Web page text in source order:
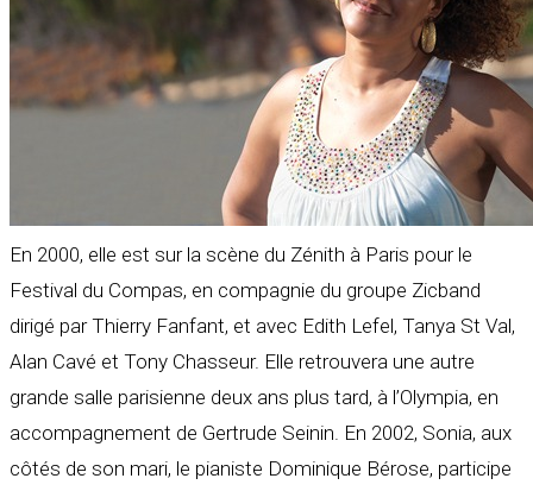
En 2000, elle est sur la scène du Zénith à Paris pour le
Festival du Compas, en compagnie du groupe Zicband
dirigé par Thierry Fanfant, et avec Edith Lefel, Tanya St Val,
Alan Cavé et Tony Chasseur. Elle retrouvera une autre
grande salle parisienne deux ans plus tard, à l’Olympia, en
accompagnement de Gertrude Seinin. En 2002, Sonia, aux
côtés de son mari, le pianiste Dominique Bérose, participe